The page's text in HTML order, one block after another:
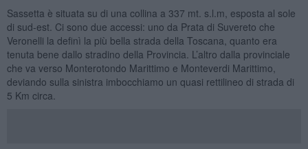
Sassetta è situata su di una collina a 337 mt. s.l.m, esposta al sole
di sud-est. Ci sono due accessi: uno da Prata di Suvereto che
Veronelli la definì la più bella strada della Toscana, quanto era
tenuta bene dallo stradino della Provincia. L’altro dalla provinciale
che va verso Monterotondo Marittimo e Monteverdi Marittimo,
deviando sulla sinistra imbocchiamo un quasi rettilineo di strada di
5 Km circa.